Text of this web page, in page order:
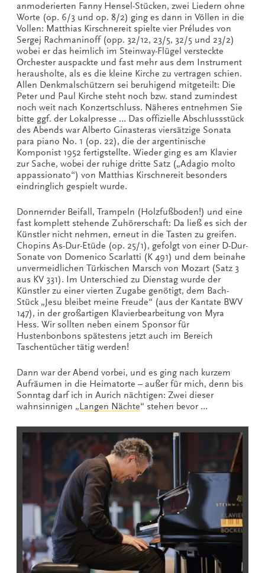
anmoderierten Fanny Hensel-Stücken, zwei Liedern ohne
Worte (op. 6/3 und op. 8/2) ging es dann in Völlen in die
Vollen: Matthias Kirschnereit spielte vier Préludes von
Sergej Rachmaninoff (opp. 32/12, 23/5, 32/5 und 23/2)
wobei er das heimlich im Steinway-Flügel versteckte
Orchester auspackte und fast mehr aus dem Instrument
herausholte, als es die kleine Kirche zu vertragen schien.
Allen Denkmalschützern sei beruhigend mitgeteilt: Die
Peter und Paul Kirche steht noch bzw. stand zumindest
noch weit nach Konzertschluss. Näheres entnehmen Sie
bitte ggf. der Lokalpresse … Das offizielle Abschlussstück
des Abends war Alberto Ginasteras viersätzige Sonata
para piano No. 1 (op. 22), die der argentinische
Komponist 1952 fertigstellte. Wieder ging es am Klavier
zur Sache, wobei der ruhige dritte Satz („Adagio molto
appassionato“) von Matthias Kirschnereit besonders
eindringlich gespielt wurde.
Donnernder Beifall, Trampeln (Holzfußboden!) und eine
fast komplett stehende Zuhörerschaft: Da ließ es sich der
Künstler nicht nehmen, erneut in die Tasten zu greifen.
Chopins As-Dur-Etüde (op. 25/1), gefolgt von einer D-Dur-
Sonate von Domenico Scarlatti (K 491) und dem beinahe
unvermeidlichen Türkischen Marsch von Mozart (Satz 3
aus KV 331). Im Unterschied zu Dienstag wurde der
Künstler zu einer vierten Zugabe genötigt, dem Bach-
Stück „Jesu bleibet meine Freude“ (aus der Kantate BWV
147), in der großartigen Klavierbearbeitung von Myra
Hess. Wir sollten neben einem Sponsor für
Hustenbonbons spätestens jetzt auch im Bereich
Taschentücher tätig werden!
Dann war der Abend vorbei, und es ging nach kurzem
Aufräumen in die Heimatorte – außer für mich, denn bis
Sonntag darf ich in Aurich nächtigen: Zwei dieser
wahnsinnigen „Langen Nächte“ stehen bevor …